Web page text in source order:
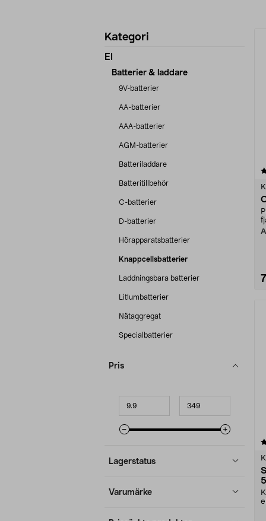
Förfina
produkter
Kategori
El
Batterier & laddare
9V-batterier
AA-batterier
AAA-batterier
AGM-batterier
Batteriladdare
Batteritillbehör
C-batterier
D-batterier
Hörapparatsbatterier
Knappcellsbatterier
Laddningsbara batterier
Litiumbatterier
Nätaggregat
Specialbatterier
Pris
Lagerstatus
Varumärke